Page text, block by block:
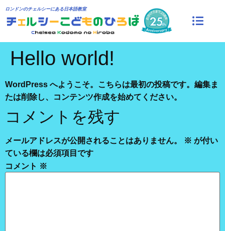
ロンドンのチェルシーにある日本語教室
Hello world!
WordPress へようこそ。こちらは最初の投稿です。編集ま
たは削除し、コンテンツ作成を始めてください。
コメントを残す
メールアドレスが公開されることはありません。 ※ が付い
ている欄は必須項目です
コメント ※